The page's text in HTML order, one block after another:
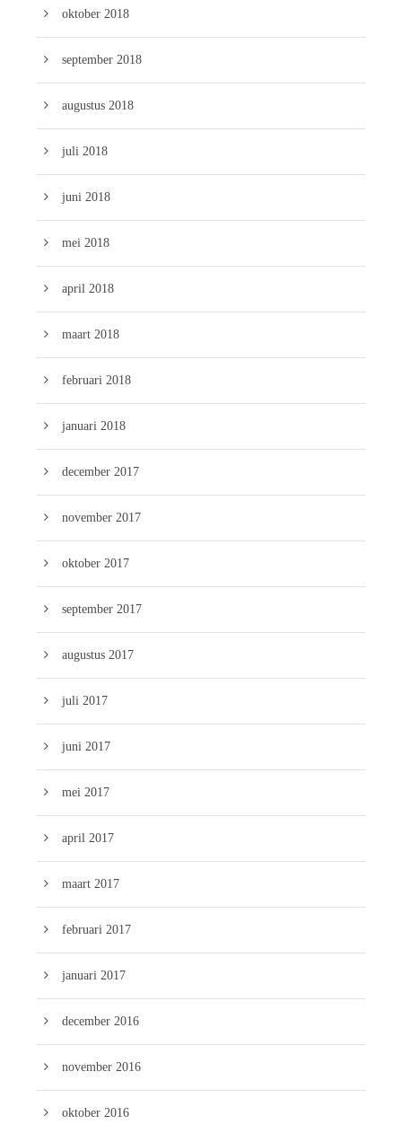
oktober 2018
september 2018
augustus 2018
juli 2018
juni 2018
mei 2018
april 2018
maart 2018
februari 2018
januari 2018
december 2017
november 2017
oktober 2017
september 2017
augustus 2017
juli 2017
juni 2017
mei 2017
april 2017
maart 2017
februari 2017
januari 2017
december 2016
november 2016
oktober 2016